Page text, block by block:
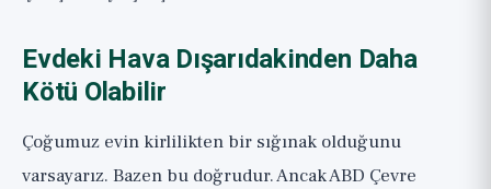
Evdeki Hava Dışarıdakinden Daha
Kötü Olabilir
Çoğumuz evin kirlilikten bir sığınak olduğunu
varsayarız. Bazen bu doğrudur. Ancak ABD Çevre